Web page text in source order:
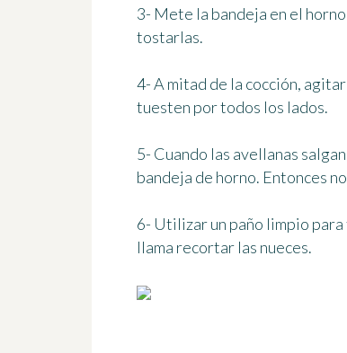
3- Mete la bandeja en el
tostarlas.
4- A mitad de la cocción,
tuesten por todos los lados.
5- Cuando las avellanas
bandeja de horno. Entonces
6- Utilizar un paño limpio
llama recortar las nueces.